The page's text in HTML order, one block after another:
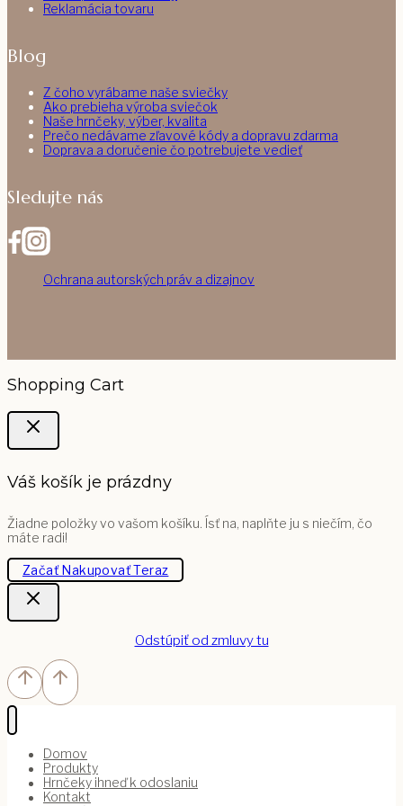
Reklamácia tovaru
Blog
Z čoho vyrábame naše sviečky
Ako prebieha výroba sviečok
Naše hrnčeky, výber, kvalita
Prečo nedávame zľavové kódy a dopravu zdarma
Doprava a doručenie čo potrebujete vedieť
Sledujte nás
Ochrana autorských práv a dizajnov
Shopping Cart
Váš košík je prázdny
Žiadne položky vo vašom košíku. Ísť na, naplňte ju s niečím, čo
máte radi!
Začať Nakupovať Teraz
Odstúpiť od zmluvy tu
Domov
Produkty
Hrnčeky ihneď k odoslaniu
Kontakt